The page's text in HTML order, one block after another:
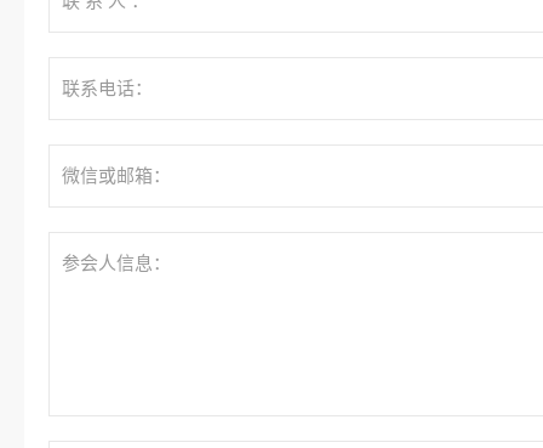
联系电话：
微信或邮箱：
参会人信息：